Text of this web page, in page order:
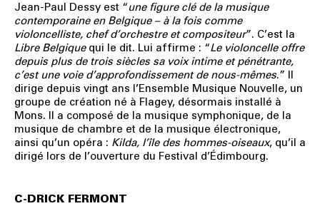
Jean-Paul Dessy est “une figure clé de la musique
contemporaine en Belgique – à la fois comme
violoncelliste, chef d’orchestre et compositeur”. C’est la
Libre Belgiquequi le dit. Lui affirme : “Le violoncelle offre
depuis plus de trois siècles sa voix intime et pénétrante,
c’est une voie d’approfondissement de nous-mêmes.” Il
dirige depuis vingt ans l’Ensemble Musique Nouvelle, un
groupe de création né à Flagey, désormais installé à
Mons. Il a composé de la musique symphonique, de la
musique de chambre et de la musique électronique,
ainsi qu’un opéra : Kilda, l’île des hommes-oiseaux, qu’il a
dirigé lors de l’ouverture du Festival d’Édimbourg.
C-DRICK FERMONT